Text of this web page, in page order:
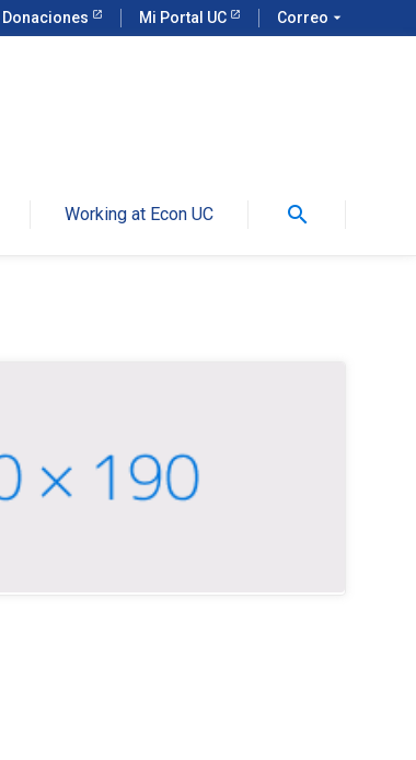
Donaciones Mi Portal UC Correo arrow_drop_down
Working at Econ UC search